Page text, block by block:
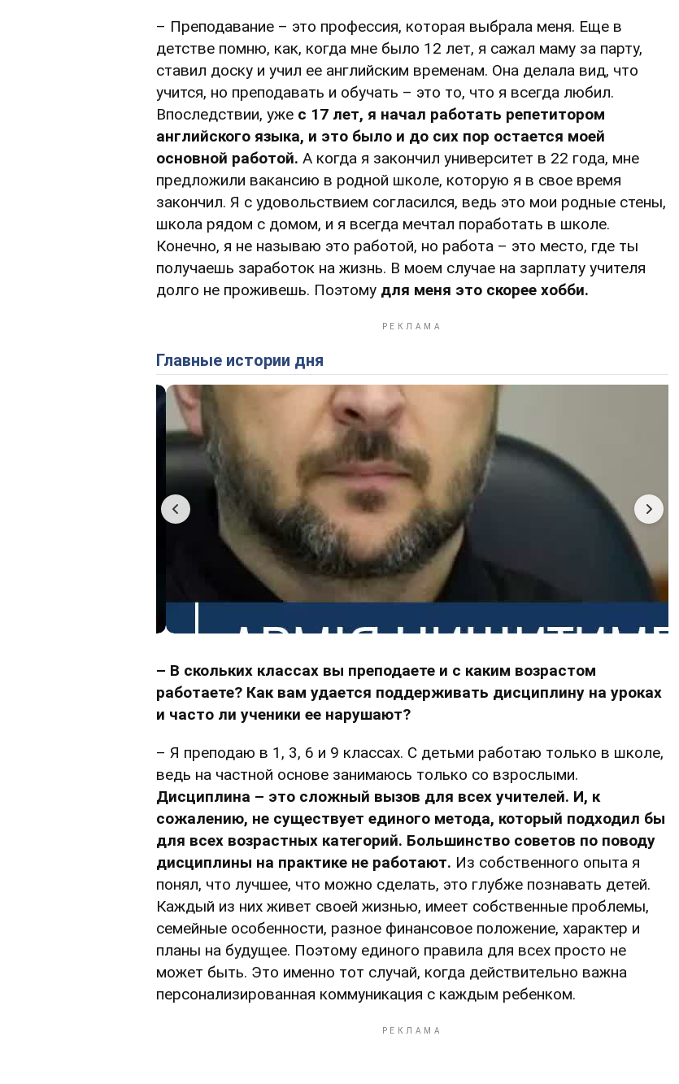
– Преподавание – это профессия, которая выбрала меня. Еще в
детстве помню, как, когда мне было 12 лет, я сажал маму за парту,
ставил доску и учил ее английским временам. Она делала вид, что
учится, но преподавать и обучать – это то, что я всегда любил.
Впоследствии, уже с 17 лет, я начал работать репетитором
английского языка, и это было и до сих пор остается моей
основной работой. А когда я закончил университет в 22 года, мне
предложили вакансию в родной школе, которую я в свое время
закончил. Я с удовольствием согласился, ведь это мои родные стены,
школа рядом с домом, и я всегда мечтал поработать в школе.
Конечно, я не называю это работой, но работа – это место, где ты
получаешь заработок на жизнь. В моем случае на зарплату учителя
долго не проживешь. Поэтому для меня это скорее хобби.
Главные истории дня
– В скольких классах вы преподаете и с каким возрастом
работаете? Как вам удается поддерживать дисциплину на уроках
и часто ли ученики ее нарушают?
– Я преподаю в 1, 3, 6 и 9 классах. С детьми работаю только в школе,
ведь на частной основе занимаюсь только со взрослыми.
Дисциплина – это сложный вызов для всех учителей. И, к
сожалению, не существует единого метода, который подходил бы
для всех возрастных категорий. Большинство советов по поводу
дисциплины на практике не работают. Из собственного опыта я
понял, что лучшее, что можно сделать, это глубже познавать детей.
Каждый из них живет своей жизнью, имеет собственные проблемы,
семейные особенности, разное финансовое положение, характер и
планы на будущее. Поэтому единого правила для всех просто не
может быть. Это именно тот случай, когда действительно важна
персонализированная коммуникация с каждым ребенком.